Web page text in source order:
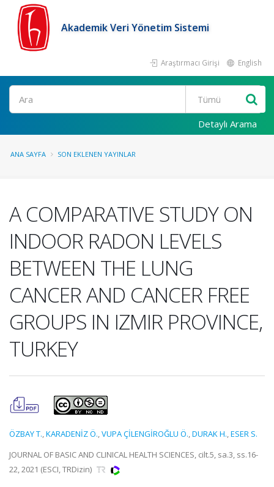
Akademik Veri Yönetim Sistemi
Araştırmacı Girişi English
Ara
Detaylı Arama
ANA SAYFA SON EKLENEN YAYINLAR
A COMPARATIVE STUDY ON
INDOOR RADON LEVELS
BETWEEN THE LUNG
CANCER AND CANCER FREE
GROUPS IN IZMIR PROVINCE,
TURKEY
ÖZBAY T.,KARADENİZ Ö.,VUPA ÇİLENGİROĞLU Ö.,DURAK H.,ESER S.
JOURNAL OF BASIC AND CLINICAL HEALTH SCIENCES, cilt.5, sa.3, ss.16-
22, 2021 (ESCI, TRDizin)